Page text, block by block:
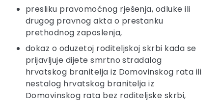
presliku pravomoćnog rješenja, odluke ili
drugog pravnog akta o prestanku
prethodnog zaposlenja,
dokaz o oduzetoj roditeljskoj skrbi kada se
prijavljuje dijete smrtno stradalog
hrvatskog branitelja iz Domovinskog rata ili
nestalog hrvatskog branitelja iz
Domovinskog rata bez roditeljske skrbi,